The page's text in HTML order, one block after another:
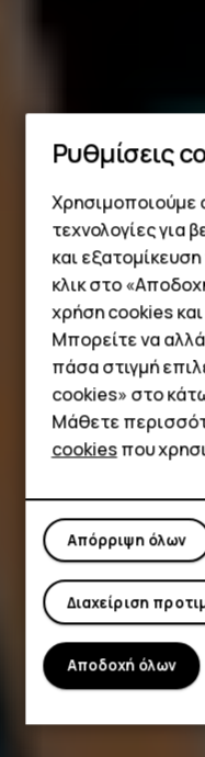
Tablet
Ρυθμίσεις
Χρησιμοποιούμε
τεχνολογίες για
και
κλικ στο
χρήση cookies
Μπορείτε να
πάσα στιγμή
cookies» στο
Μάθετε
cookiesπου
Απόρριψη όλων
Διαχείριση
Αποδοχή όλων